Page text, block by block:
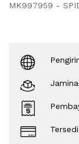
MK997959 -